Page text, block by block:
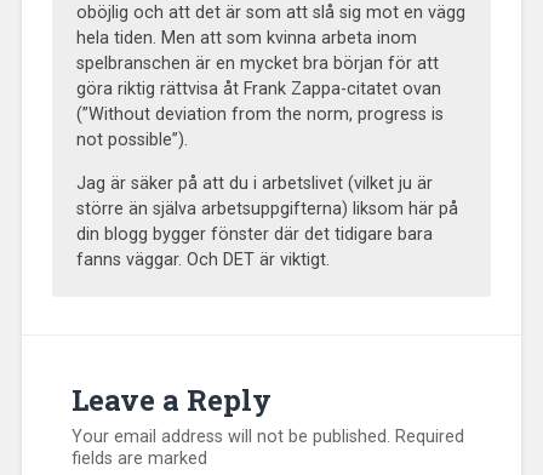
oböjlig och att det är som att slå sig mot en vägg
hela tiden. Men att som kvinna arbeta inom
spelbranschen är en mycket bra början för att
göra riktig rättvisa åt Frank Zappa-citatet ovan
(”Without deviation from the norm, progress is
not possible”).
Jag är säker på att du i arbetslivet (vilket ju är
större än själva arbetsuppgifterna) liksom här på
din blogg bygger fönster där det tidigare bara
fanns väggar. Och DET är viktigt.
Leave a Reply
Your email address will not be published. Required
fields are marked